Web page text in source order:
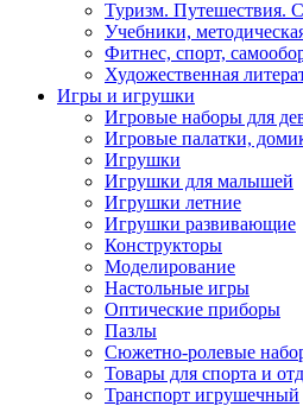
Туризм. Путешествия.
Учебники,
Фитнес, спорт,
Художественная
Игры и игрушки
Игровые наборы для
Игровые палатки,
Игрушки
Игрушки для малышей
Игрушки летние
Игрушки развивающие
Конструкторы
Моделирование
Настольные игры
Оптические приборы
Пазлы
Сюжетно-ролевые
Товары для спорта и
Транспорт игрушечный